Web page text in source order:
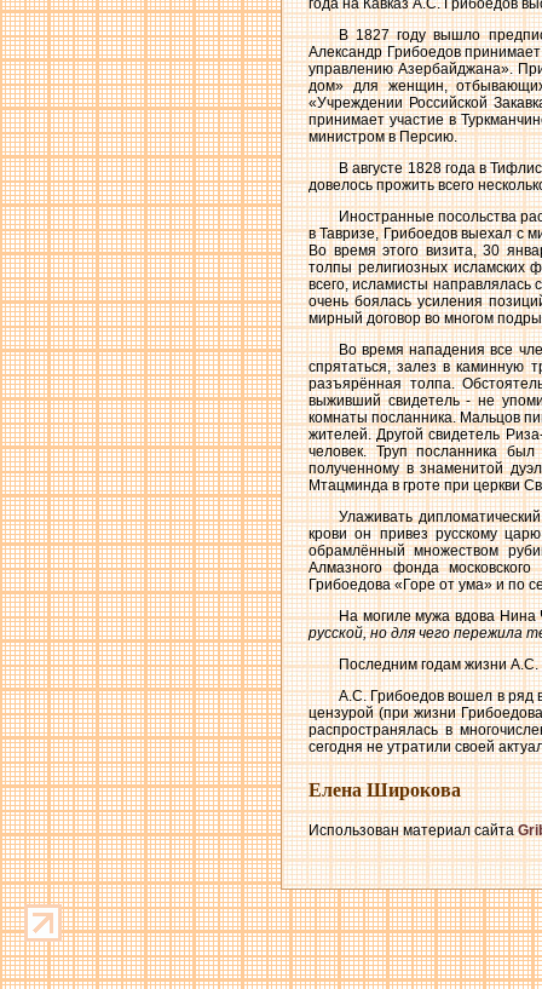
года на Кавказ А.С. Грибоедов
В 1827 году вышло
Александр Грибоедов
управлению Азербайджана».
дом» для женщин,
«Учреждении Российской
принимает участие в
министром в Персию.
В августе 1828 года в
довелось прожить всего
Иностранные посольства
в Тавризе, Грибоедов выехал с
Во время этого визита, 30
толпы религиозных исламских
всего, исламисты
очень боялась усиления
мирный договор во многом
Во время нападения все
спрятаться, залез в каминную
разъярённая толпа.
выживший свидетель - не
комнаты посланника. Мальцов
жителей. Другой свидетель
человек. Труп посланника
полученному в знаменитой
Мтацминда в гроте при церкви
Улаживать
крови он привез русскому
обрамлённый множеством
Алмазного фонда
Грибоедова «Горе от ума» и по
На могиле мужа вдова Нина
русской, но для чего пережила
Последним годам жизни
А.С. Грибоедов вошел в ряд
цензурой (при жизни
распространялась в
сегодня не утратили своей
Елена Широкова
Использован материал сайта